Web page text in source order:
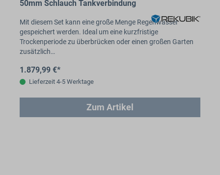
50mm Schlauch Tankverbindung
Mit diesem Set kann eine große Menge Regenwasser
gespeichert werden. Ideal um eine kurzfristige
Trockenperiode zu überbrücken oder einen großen Garten
zusätzlich…
1.879,99 €*
Lieferzeit 4-5 Werktage
Zum Artikel